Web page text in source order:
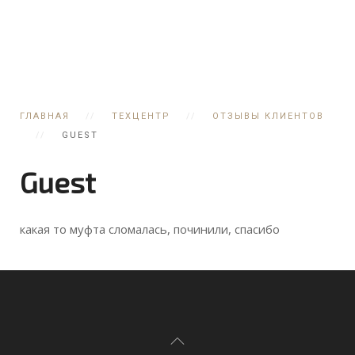
ГЛАВНАЯ ТЕХЦЕНТР
ОТЗЫВЫ КЛИЕНТОВ
GUEST
Guest
какая то муфта сломалась, починили, спасибо